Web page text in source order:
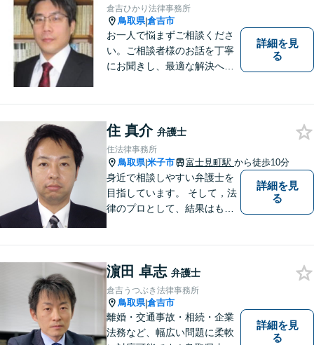
倉吉ひかり法律事務所
鳥取県|倉吉市
お一人で悩まずご相談くださ
い。ご相談者様のお話を丁寧
にお聞きし、最適な解決へと
詳細を見
る
住 真介 弁護士
住法律事務所
鳥取県|米子市 富士見町駅 から徒歩10分
身近で相談しやすい弁護士を
目指しています。 そして，法
律のプロとして、結果はもち
依頼者様の心を理解し，寄り
添いながら問題い解決のサポ
ートを心がけています。
詳細を見
る
濵田 卓志 弁護士
倉吉うつぶき法律事務所
鳥取県|倉吉市
離婚・交通事故・相続・企業
法務など、幅広い問題に柔軟
詳細を見
る